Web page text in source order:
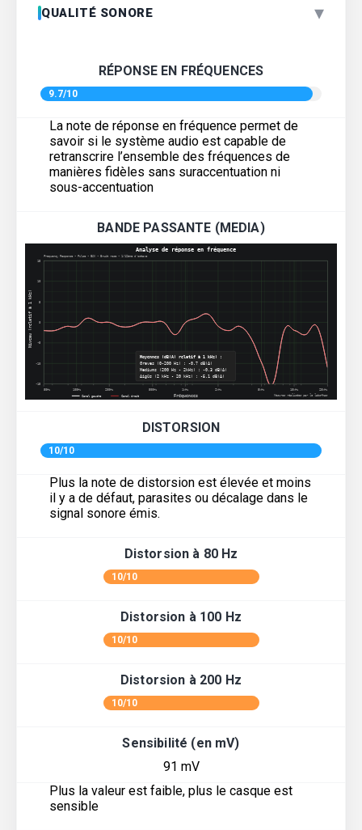
QUALITÉ SONORE ▾
RÉPONSE EN FRÉQUENCES
9.7/10
La note de réponse en fréquence permet de
savoir si le système audio est capable de
retranscrire l’ensemble des fréquences de
manières fidèles sans suraccentuation ni
sous-accentuation
BANDE PASSANTE (MEDIA)
DISTORSION
10/10
Plus la note de distorsion est élevée et moins
il y a de défaut, parasites ou décalage dans le
signal sonore émis.
Distorsion à 80 Hz
10/10
Distorsion à 100 Hz
10/10
Distorsion à 200 Hz
10/10
Sensibilité (en mV)
91 mV
Plus la valeur est faible, plus le casque est
sensible